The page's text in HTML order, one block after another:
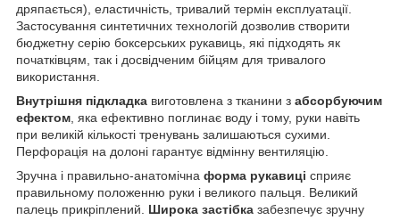
дряпається), еластичність, тривалий термін експлуатації.
Застосування синтетичних технологій дозволив створити
бюджетну серію боксерських рукавиць, які підходять як
початківцям, так і досвідченим бійцям для тривалого
використання.
Внутрішня підкладка виготовлена з тканини з абсорбуючим
ефектом , яка ефективно поглинає воду і тому, руки навіть
при великій кількості тренувань залишаються сухими.
Перфорація на долоні гарантує відмінну вентиляцію.
Зручна і правильно-анатомічна форма рукавиці сприяє
правильному положенню руки і великого пальця. Великий
палець прикріплений. Широка застібка забезпечує зручну